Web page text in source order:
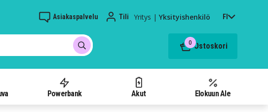
Asiakaspalvelu Tili Yritys | Yksityishenkilö FI
0 Ostoskori
Powerbank Akut Elokuun Ale